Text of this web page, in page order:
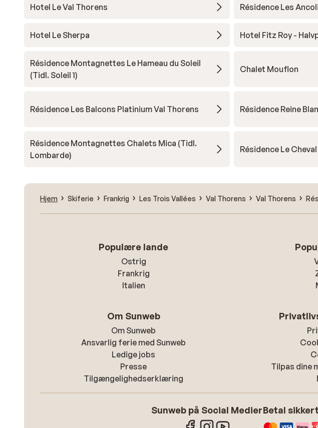
Hotel Le Val Thorens Résidence Les
Hotel Le Sherpa Hotel Fitz Roy -
Résidence Montagnettes Le Hameau du Soleil
(Tidl. Soleil 1)
Chalet Mouflon
Résidence Les Balcons Platinium Val Thorens Résidence Reine
Résidence Montagnettes Chalets Mica (Tidl.
Lombarde)
Résidence Le
Hjem Skiferie Frankrig Les Trois Vallées Val Thorens Val Thorens
Populære lande
Ostrig
Frankrig
Italien
Om Sunweb
Om Sunweb
Ansvarlig ferie med Sunweb
Ledige jobs
Presse
Tilgængelighedserklæring
Tilpas dine
Sunweb på Social MedierBetal